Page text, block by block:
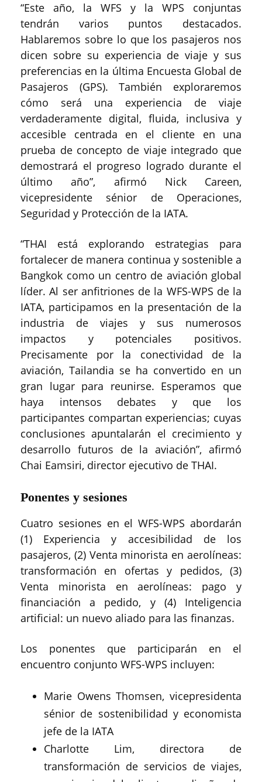
“Este año, la WFS y la WPS conjuntas
tendrán varios puntos destacados.
Hablaremos sobre lo que los pasajeros nos
dicen sobre su experiencia de viaje y sus
preferencias en la última Encuesta Global de
Pasajeros (GPS). También exploraremos
cómo será una experiencia de viaje
verdaderamente digital, fluida, inclusiva y
accesible centrada en el cliente en una
prueba de concepto de viaje integrado que
demostrará el progreso logrado durante el
último año”, afirmó Nick Careen,
vicepresidente sénior de Operaciones,
Seguridad y Protección de la IATA.
“THAI está explorando estrategias para
fortalecer de manera continua y sostenible a
Bangkok como un centro de aviación global
líder. Al ser anfitriones de la WFS-WPS de la
IATA, participamos en la presentación de la
industria de viajes y sus numerosos
impactos y potenciales positivos.
Precisamente por la conectividad de la
aviación, Tailandia se ha convertido en un
gran lugar para reunirse. Esperamos que
haya intensos debates y que los
participantes compartan experiencias; cuyas
conclusiones apuntalarán el crecimiento y
desarrollo futuros de la aviación”, afirmó
Chai Eamsiri, director ejecutivo de THAI.
Ponentes y sesiones
Cuatro sesiones en el WFS-WPS abordarán
(1) Experiencia y accesibilidad de los
pasajeros, (2) Venta minorista en aerolíneas:
transformación en ofertas y pedidos, (3)
Venta minorista en aerolíneas: pago y
financiación a pedido, y (4) Inteligencia
artificial: un nuevo aliado para las finanzas.
Los ponentes que participarán en el
encuentro conjunto WFS-WPS incluyen:
Marie Owens Thomsen, vicepresidenta
sénior de sostenibilidad y economista
jefe de la IATA
Charlotte Lim, directora de
transformación de servicios de viajes,